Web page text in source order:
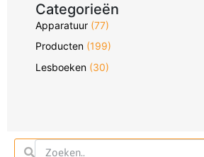
Categorieën
Apparatuur (77)
Producten (199)
Lesboeken (30)